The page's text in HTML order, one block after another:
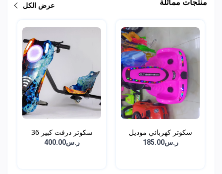
عرض الكل
سكوتر كهربائي موديل
جد...ر.س185.00
سكوتر درفت كبير 36
فول...ر.س400.00